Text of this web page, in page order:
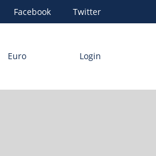
Facebook Twitter
Euro Login